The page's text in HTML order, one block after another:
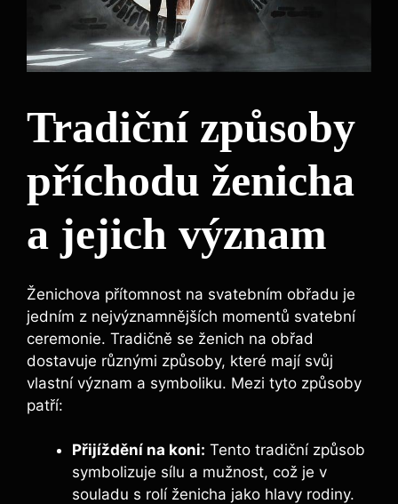
Tradiční způsoby
příchodu ženicha
a jejich význam
Ženichova přítomnost na svatebním obřadu je
jedním z nejvýznamnějších momentů svatební
ceremonie. Tradičně se ženich na obřad
dostavuje různými způsoby, které mají svůj
vlastní význam a symboliku. Mezi tyto způsoby
patří:
Přijíždění na koni: Tento tradiční způsob
symbolizuje sílu a mužnost, což je v
souladu s rolí ženicha jako hlavy rodiny.